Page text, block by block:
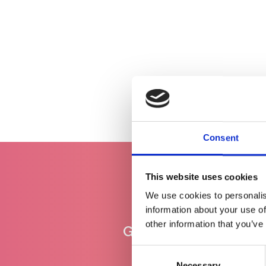
Consent
This website uses cookies
We use cookies to
information about your use
other information that
Gratis levering
vanaf €100